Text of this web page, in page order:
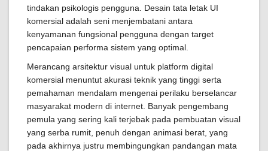
tindakan psikologis pengguna. Desain tata letak UI
komersial adalah seni menjembatani antara
kenyamanan fungsional pengguna dengan target
pencapaian performa sistem yang optimal.
Merancang arsitektur visual untuk platform digital
komersial menuntut akurasi teknik yang tinggi serta
pemahaman mendalam mengenai perilaku berselancar
masyarakat modern di internet. Banyak pengembang
pemula yang sering kali terjebak pada pembuatan visual
yang serba rumit, penuh dengan animasi berat, yang
pada akhirnya justru membingungkan pandangan mata